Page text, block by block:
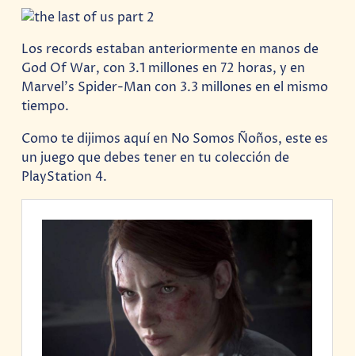
Los records estaban anteriormente en manos de
God Of War, con 3.1 millones en 72 horas, y en
Marvel’s Spider-Man con 3.3 millones en el mismo
tiempo.
Como te dijimos aquí en No Somos Ñoños, este es
un juego que debes tener en tu colección de
PlayStation 4.